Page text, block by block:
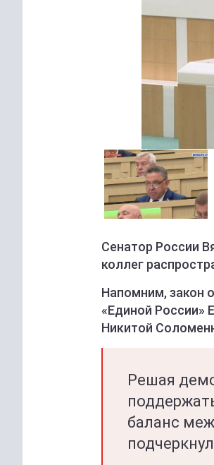
Сенатор России
коллег
Напомним, закон
«Единой России»
Никитой
Решая
баланс